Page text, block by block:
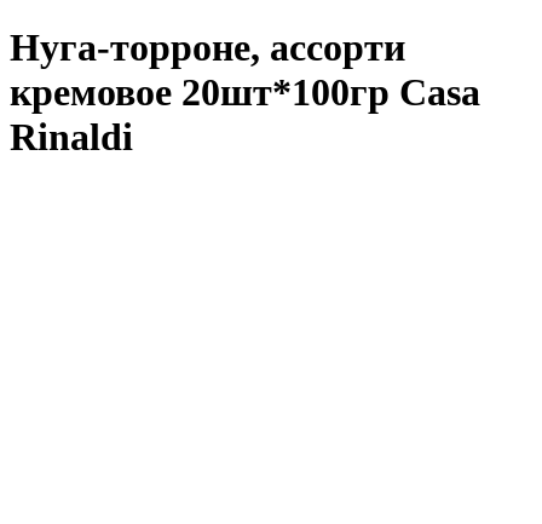
Нуга-торроне, ассорти
кремовое 20шт*100гр Casa
Rinaldi